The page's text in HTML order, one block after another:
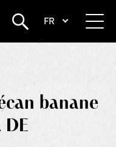
FR
banane
DE